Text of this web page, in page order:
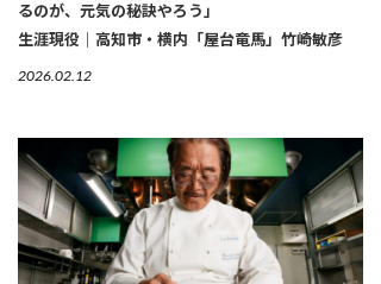
るのが、元気の秘訣やろう」
生涯現役｜高知市・横内「屋台竜馬」竹崎敏彦
2026.02.12